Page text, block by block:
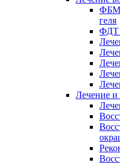
ФБМ
геля
ФДТ
Лечение и